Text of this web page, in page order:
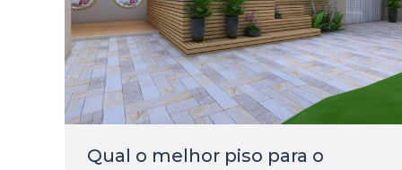
Qual o melhor piso para o